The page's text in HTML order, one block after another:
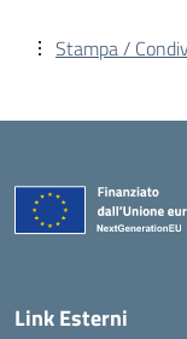
Stampa /
Link Esterni